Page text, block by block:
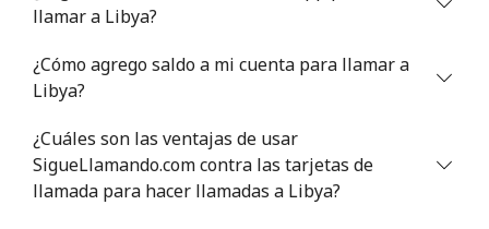
Celular ⁦17.5¢⁩
llamar a Libya?
¿Cómo agrego saldo a mi cuenta para llamar a
Libya?
¿Cuáles son las ventajas de usar
SigueLlamando.com contra las tarjetas de
llamada para hacer llamadas a Libya?